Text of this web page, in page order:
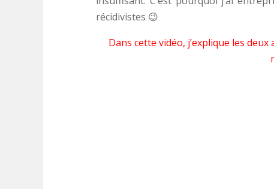
récidivistes 😉
Dans cette vidéo, j’explique les